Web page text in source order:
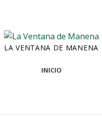
LA VENTANA DE MANENA
INICIO